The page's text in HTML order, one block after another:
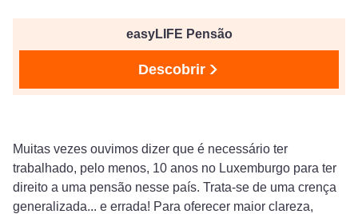
easyLIFE Pensão
Descobrir
Muitas vezes ouvimos dizer que é necessário ter
trabalhado, pelo menos, 10 anos no Luxemburgo para ter
direito a uma pensão nesse país. Trata-se de uma crença
generalizada... e errada! Para oferecer maior clareza,